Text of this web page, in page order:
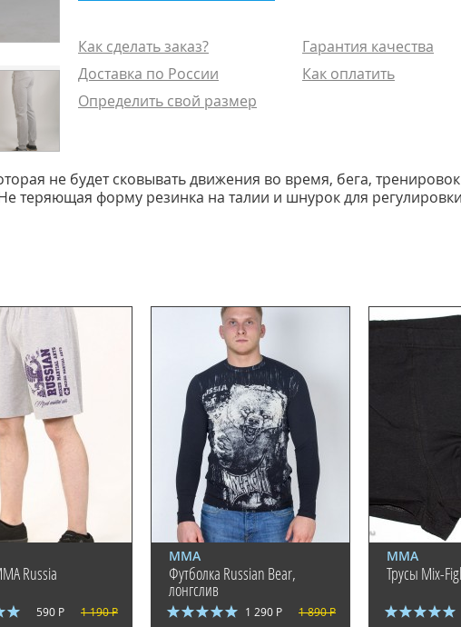
Как сделать заказ?
Гарантия качества
Доставка по России
Как оплатить
Определить свой размер
не будет сковывать движения во время, бега,
теряющая форму резинка на талии и шнурок для
Russia
590 Р 1 190 Р
ММА
Футболка Russian Bear,
лонгслив
1 290 Р 1 890 Р
ММА
Трусы Mix-